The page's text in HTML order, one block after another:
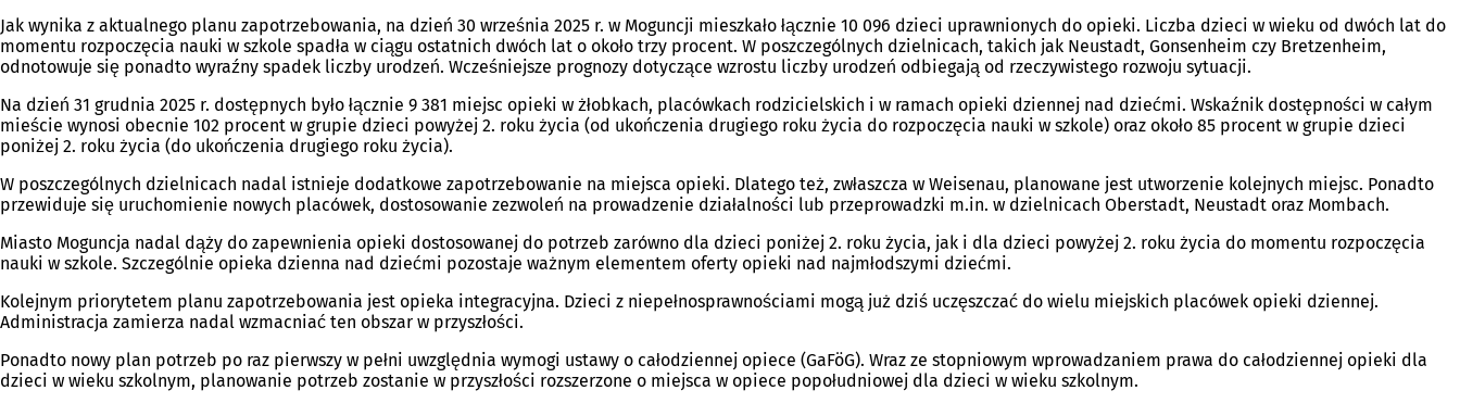
Jak wynika z aktualnego planu zapotrzebowania, na dzień 30 września 2025 r. w Moguncji mieszkało łącznie 10 096 dzieci uprawnionych do opieki. Liczba dzieci w wieku od dwóch lat do
momentu rozpoczęcia nauki w szkole spadła w ciągu ostatnich dwóch lat o około trzy procent. W poszczególnych dzielnicach, takich jak Neustadt, Gonsenheim czy Bretzenheim,
odnotowuje się ponadto wyraźny spadek liczby urodzeń. Wcześniejsze prognozy dotyczące wzrostu liczby urodzeń odbiegają od rzeczywistego rozwoju sytuacji.
Na dzień 31 grudnia 2025 r. dostępnych było łącznie 9 381 miejsc opieki w żłobkach, placówkach rodzicielskich i w ramach opieki dziennej nad dziećmi. Wskaźnik dostępności w całym
mieście wynosi obecnie 102 procent w grupie dzieci powyżej 2. roku życia (od ukończenia drugiego roku życia do rozpoczęcia nauki w szkole) oraz około 85 procent w grupie dzieci
poniżej 2. roku życia (do ukończenia drugiego roku życia).
W poszczególnych dzielnicach nadal istnieje dodatkowe zapotrzebowanie na miejsca opieki. Dlatego też, zwłaszcza w Weisenau, planowane jest utworzenie kolejnych miejsc. Ponadto
przewiduje się uruchomienie nowych placówek, dostosowanie zezwoleń na prowadzenie działalności lub przeprowadzki m.in. w dzielnicach Oberstadt, Neustadt oraz Mombach.
Miasto Moguncja nadal dąży do zapewnienia opieki dostosowanej do potrzeb zarówno dla dzieci poniżej 2. roku życia, jak i dla dzieci powyżej 2. roku życia do momentu rozpoczęcia
nauki w szkole. Szczególnie opieka dzienna nad dziećmi pozostaje ważnym elementem oferty opieki nad najmłodszymi dziećmi.
Kolejnym priorytetem planu zapotrzebowania jest opieka integracyjna. Dzieci z niepełnosprawnościami mogą już dziś uczęszczać do wielu miejskich placówek opieki dziennej.
Administracja zamierza nadal wzmacniać ten obszar w przyszłości.
Ponadto nowy plan potrzeb po raz pierwszy w pełni uwzględnia wymogi ustawy o całodziennej opiece (GaFöG). Wraz ze stopniowym wprowadzaniem prawa do całodziennej opieki dla
dzieci w wieku szkolnym, planowanie potrzeb zostanie w przyszłości rozszerzone o miejsca w opiece popołudniowej dla dzieci w wieku szkolnym.